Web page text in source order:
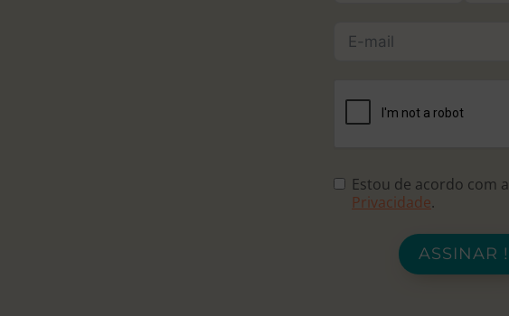
Estou de acordo com a
Privacidade.
ASSINAR !